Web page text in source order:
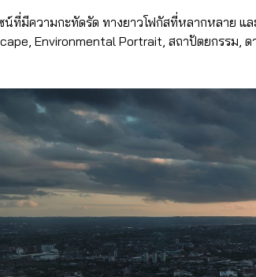
น์ที่มีความกะทัดรัด ทางยาวโฟกัสที่หลากหลาย แ
Environmental Portrait, สถาปัตยกรรม, ด